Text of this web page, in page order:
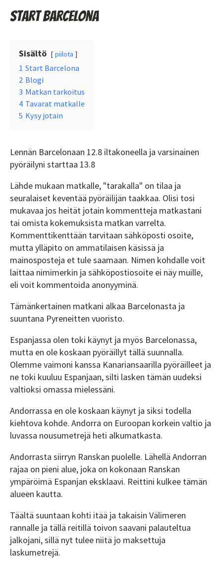
Start Barcelona
Sisältö piilota
1 Start Barcelona
2 Blogi
3 Matkan tarkoitus
4 Tavarat matkalle
5 Kysy jotain
Lennän Barcelonaan 12.8 iltakoneella ja varsinainen
pyöräilyni starttaa 13.8
Lähde mukaan matkalle, "tarakalla" on tilaa ja
seuralaiset keventää pyöräilijän taakkaa. Olisi tosi
mukavaa jos heität jotain kommentteja matkastani
tai omista kokemuksista matkan varrelta.
Kommenttikenttään tarvitaan sähköposti osoite,
mutta ylläpito on ammatilaisen käsissä ja
mainosposteja et tule saamaan. Nimen kohdalle voit
laittaa nimimerkin ja sähköpostiosoite ei näy muille,
eli voit kommentoida anonyyminä.
Tämänkertainen matkani alkaa Barcelonasta ja
suuntana Pyreneitten vuoristo.
Espanjassa olen toki käynyt ja myös Barcelonassa,
mutta en ole koskaan pyöräillyt tällä suunnalla.
Olemme vaimoni kanssa Kanariansaarilla pyöräilleet ja
ne toki kuuluu Espanjaan, silti lasken tämän uudeksi
valtioksi omassa mielessäni.
Andorrassa en ole koskaan käynyt ja siksi todella
kiehtova kohde. Andorra on Euroopan korkein valtio ja
luvassa nousumetrejä heti alkumatkasta.
Andorrasta siirryn Ranskan puolelle. Lähellä Andorran
rajaa on pieni alue, joka on kokonaan Ranskan
ympäröimä Espanjan eksklaavi. Reittini kulkee tämän
alueen kautta.
Täältä suuntaan kohti itää ja takaisin Välimeren
rannalle ja tällä reitillä toivon saavani palauteltua
jalkojani, sillä nyt tulee niitä jo maksettuja
laskumetrejä.